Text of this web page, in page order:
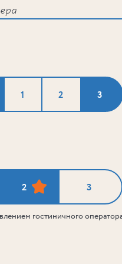
1 2 3
2 3
гостиничного